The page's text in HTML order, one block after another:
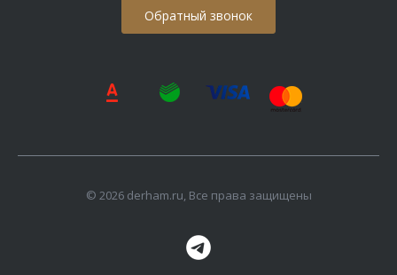
Обратный звонок
© 2026 derham.ru, Все права защищены